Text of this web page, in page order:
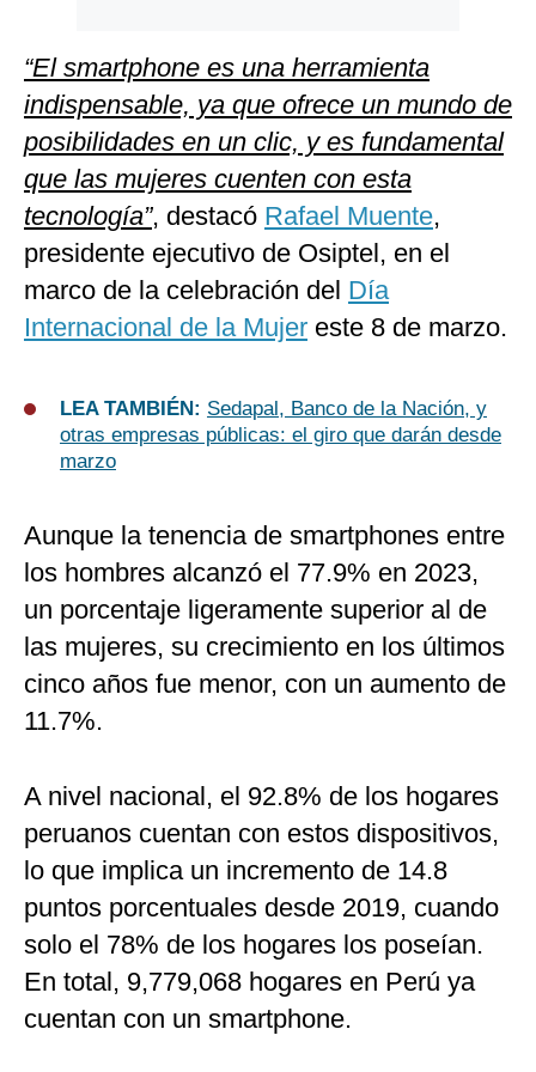
“El smartphone es una herramienta
indispensable, ya que ofrece un mundo de
posibilidades en un clic, y es fundamental
que las mujeres cuenten con esta
tecnología”, destacó Rafael Muente,
presidente ejecutivo de Osiptel, en el
marco de la celebración del Día
Internacional de la Mujer este 8 de marzo.
LEA TAMBIÉN: Sedapal, Banco de la Nación, y
otras empresas públicas: el giro que darán desde
marzo
Aunque la tenencia de smartphones entre
los hombres alcanzó el 77.9% en 2023,
un porcentaje ligeramente superior al de
las mujeres, su crecimiento en los últimos
cinco años fue menor, con un aumento de
11.7%.
A nivel nacional, el 92.8% de los hogares
peruanos cuentan con estos dispositivos,
lo que implica un incremento de 14.8
puntos porcentuales desde 2019, cuando
solo el 78% de los hogares los poseían.
En total, 9,779,068 hogares en Perú ya
cuentan con un smartphone.